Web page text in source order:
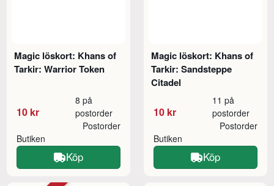
Magic löskort: Khans of
Tarkir: Warrior Token
10 kr
8 på
postorder
Butiken
Postorder
Köp
Magic löskort: Khans of
Tarkir: Sandsteppe
Citadel
10 kr
11 på
postorder
Butiken
Postorder
Köp